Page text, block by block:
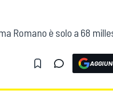
Romano è solo a 68